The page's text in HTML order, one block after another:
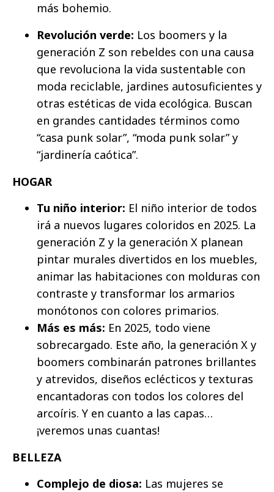
más bohemio.
Revolución verde: Los boomers y la
generación Z son rebeldes con una causa
que revoluciona la vida sustentable con
moda reciclable, jardines autosuficientes y
otras estéticas de vida ecológica. Buscan
en grandes cantidades términos como
“casa punk solar”, “moda punk solar” y
“jardinería caótica”.
HOGAR
Tu niño interior: El niño interior de todos
irá a nuevos lugares coloridos en 2025. La
generación Z y la generación X planean
pintar murales divertidos en los muebles,
animar las habitaciones con molduras con
contraste y transformar los armarios
monótonos con colores primarios.
Más es más: En 2025, todo viene
sobrecargado. Este año, la generación X y
boomers combinarán patrones brillantes
y atrevidos, diseños eclécticos y texturas
encantadoras con todos los colores del
arcoíris. Y en cuanto a las capas…
¡veremos unas cuantas!
BELLEZA
Complejo de diosa: Las mujeres se